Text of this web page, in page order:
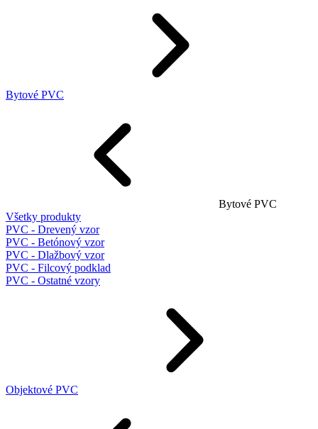
Bytové PVC
Bytové PVC
Všetky produkty
PVC - Drevený vzor
PVC - Betónový vzor
PVC - Dlažbový vzor
PVC - Filcový podklad
PVC - Ostatné vzory
Objektové PVC